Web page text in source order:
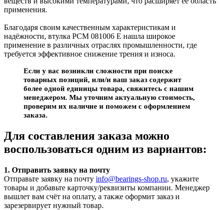
применения.
Благодаря своим качественным характеристикам и
надёжности, втулка PCM 081006 E нашла широкое
применение в различных отраслях промышленности, где
требуется эффективное снижение трения и износа.
Если у вас возникли сложности при поиске
товарных позиций, или/и ваш заказ содержит
более одной единицы товара, свяжитесь с нашим
менеджером. Мы уточним актуальную стоимость,
проверим их наличие и поможем с оформлением
заказа.
Для составления заказа можно
воспользоваться одним из вариантов:
1. Отправить заявку на почту
Отправьте заявку на почту info@bearings-shop.ru, укажите
товары и добавьте карточку/реквизиты компании. Менеджер
вышлет вам счёт на оплату, а также оформит заказ и
зарезервирует нужный товар.